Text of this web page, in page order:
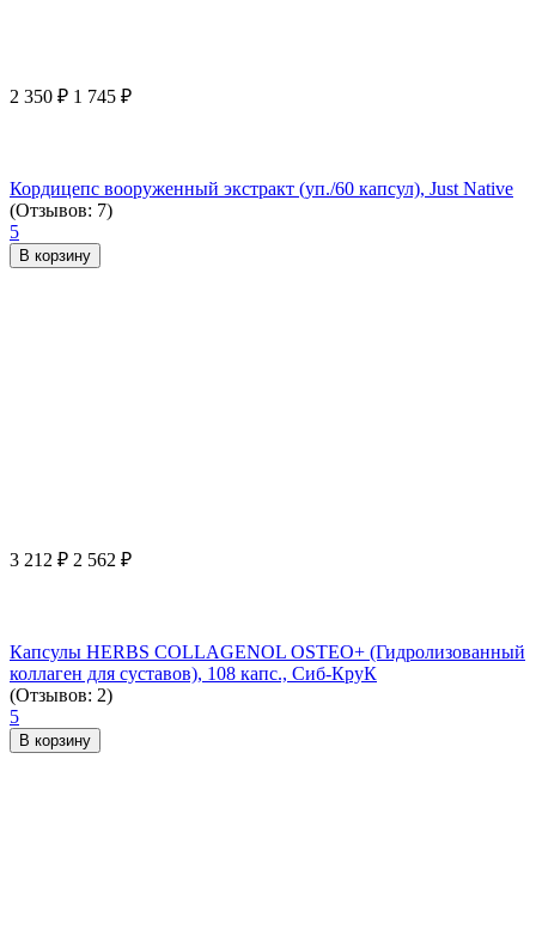
2 350 ₽ 1 745 ₽
Кордицепс вооруженный экстракт (уп./60 капсул), Just Native
(Отзывов: 7)
5
В корзину
3 212 ₽ 2 562 ₽
Капсулы HERBS COLLAGENOL OSTEO+ (Гидролизованный
коллаген для суставов), 108 капс., Сиб-КруК
(Отзывов: 2)
5
В корзину